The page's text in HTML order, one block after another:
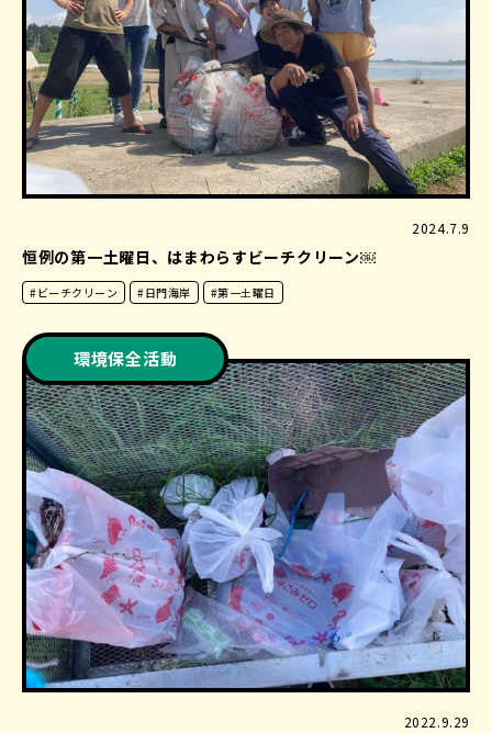
2024.7.9
恒例の第一土曜日、はまわらすビーチクリーン￼
#ビーチクリーン #日門海岸 #第一土曜日
環境保全活動
2022.9.29